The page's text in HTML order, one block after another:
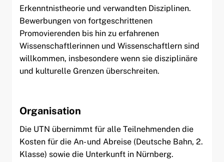
Erkenntnistheorie und verwandten Disziplinen.
Bewerbungen von fortgeschrittenen
Promovierenden bis hin zu erfahrenen
Wissenschaftlerinnen und Wissenschaftlern sind
willkommen, insbesondere wenn sie disziplinäre
und kulturelle Grenzen überschreiten.
Organisation
Die UTN übernimmt für alle Teilnehmenden die
Kosten für die An- und Abreise (Deutsche Bahn, 2.
Klasse) sowie die Unterkunft in Nürnberg.